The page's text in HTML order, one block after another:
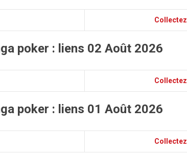
Collectez
poker : liens 02 Août 2026
Collectez
poker : liens 01 Août 2026
Collectez